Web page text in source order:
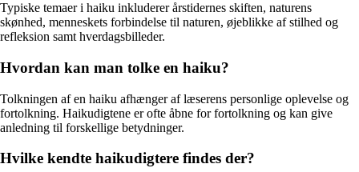
Typiske temaer i haiku inkluderer årstidernes skiften, naturens
skønhed, menneskets forbindelse til naturen, øjeblikke af stilhed og
refleksion samt hverdagsbilleder.
Hvordan kan man tolke en haiku?
Tolkningen af en haiku afhænger af læserens personlige oplevelse og
fortolkning. Haikudigtene er ofte åbne for fortolkning og kan give
anledning til forskellige betydninger.
Hvilke kendte haikudigtere findes der?